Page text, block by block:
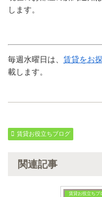
します。
毎週水曜日は、 賃貸をお
載します。
賃貸お役立ちブログ
関連記事
賃貸お役立ちブ